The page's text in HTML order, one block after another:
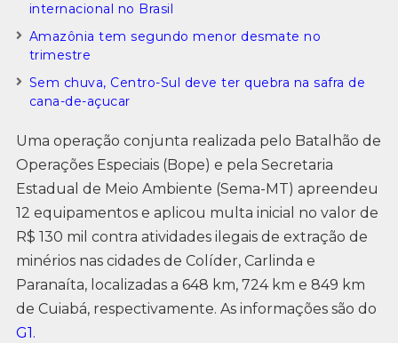
internacional no Brasil
Amazônia tem segundo menor desmate no
trimestre
Sem chuva, Centro-Sul deve ter quebra na safra de
cana-de-açucar
Uma operação conjunta realizada pelo Batalhão de
Operações Especiais (Bope) e pela Secretaria
Estadual de Meio Ambiente (Sema-MT) apreendeu
12 equipamentos e aplicou multa inicial no valor de
R$ 130 mil contra atividades ilegais de extração de
minérios nas cidades de Colíder, Carlinda e
Paranaíta, localizadas a 648 km, 724 km e 849 km
de Cuiabá, respectivamente. As informações são do
G1.